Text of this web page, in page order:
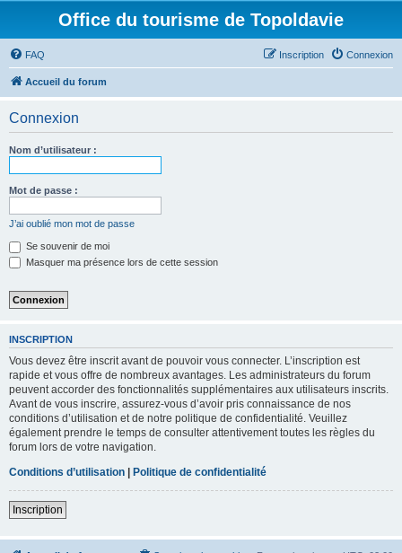
Office du tourisme de Topoldavie
FAQ Connexion
Inscription
Accueil du forum
Connexion
Nom d’utilisateur :
Mot de passe :
J’ai oublié mon mot de passe
Se souvenir de moi
Masquer ma présence lors de cette session
INSCRIPTION
Vous devez être inscrit avant de pouvoir vous connecter. L’inscription est
rapide et vous offre de nombreux avantages. Les administrateurs du forum
peuvent accorder des fonctionnalités supplémentaires aux utilisateurs inscrits.
Avant de vous inscrire, assurez-vous d’avoir pris connaissance de nos
conditions d’utilisation et de notre politique de confidentialité. Veuillez
également prendre le temps de consulter attentivement toutes les règles du
forum lors de votre navigation.
Conditions d’utilisation | Politique de confidentialité
Inscription